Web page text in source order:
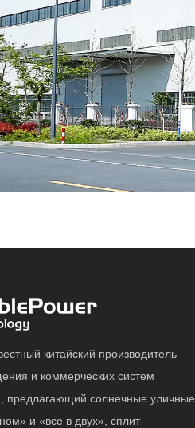
китайский производитель
и коммерческих систем
предлагающий солнечные уличные
и «все в двух», сплит-